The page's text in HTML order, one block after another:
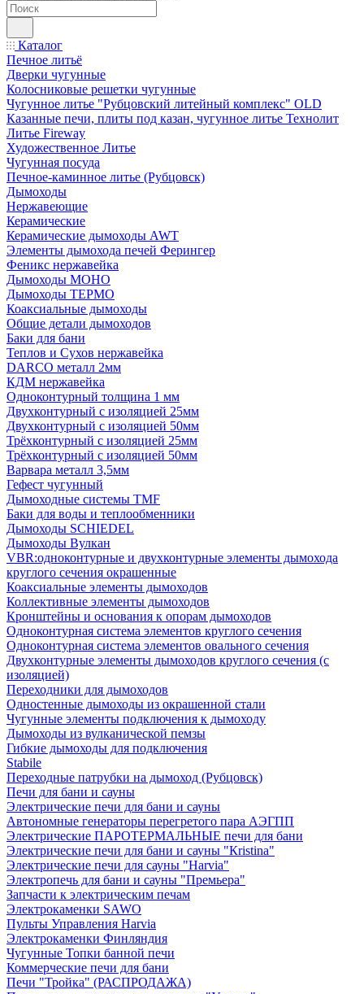
Каталог
Печное литьё
Дверки чугунные
Колосниковые решетки чугунные
Чугунное литье "Рубцовский литейный комплекс" OLD
Казанные печи, плиты под казан, чугунное литье Технолит
Литье Fireway
Художественное Литье
Чугунная посуда
Печное-каминное литье (Рубцовск)
Дымоходы
Нержавеющие
Керамические
Керамические дымоходы AWT
Элементы дымохода печей Ферингер
Феникс нержавейка
Дымоходы МОНО
Дымоходы ТЕРМО
Коаксиальные дымоходы
Общие детали дымоходов
Баки для бани
Теплов и Сухов нержавейка
DARCO металл 2мм
КДМ нержавейка
Одноконтурный толщина 1 мм
Двухконтурный с изоляцией 25мм
Двухконтурный с изоляцией 50мм
Трёхконтурный с изоляцией 25мм
Трёхконтурный с изоляцией 50мм
Варвара металл 3,5мм
Гефест чугунный
Дымоходные системы TMF
Баки для воды и теплообменники
Дымоходы SCHIEDEL
Дымоходы Вулкан
VBR:одноконтурные и двухконтурные элементы дымохода
круглого сечения окрашенные
Коаксиальные элементы дымоходов
Коллективные элементы дымоходов
Кронштейны и основания к опорам дымоходов
Одноконтурная система элементов круглого сечения
Одноконтурная система элементов овального сечения
Двухконтурные элементы дымоходов круглого сечения (с
изоляцией)
Переходники для дымоходов
Одностенные дымоходы из окрашенной стали
Чугунные элементы подключения к дымоходу
Дымоходы из вулканической пемзы
Гибкие дымоходы для подключения
Stabile
Переходные патрубки на дымоход (Рубцовск)
Печи для бани и сауны
Электрические печи для бани и сауны
Автономные генераторы перегретого пара АЭГПП
Электрические ПАРОТЕРМАЛЬНЫЕ печи для бани
Электрические печи для бани и сауны "Кristina"
Электрические печи для сауны "Harvia"
Электропечь для бани и сауны "Премьера"
Запчасти к электрическим печам
Электрокаменки SAWO
Пульты Управления Harvia
Электрокаменки Финляндия
Чугунные Топки банной печи
Коммерческие печи для бани
Печи "Тройка" (РАСПРОДАЖА)